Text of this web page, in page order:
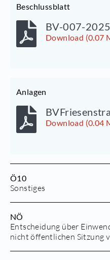
Beschlussblatt
BV-007-
Download (0.07
Anlagen
Download (0.04
Ö10
Sonstiges
NÖ
Entscheidung über
nicht öffentlichen Sitzung